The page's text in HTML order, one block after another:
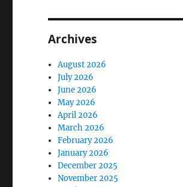
Archives
August 2026
July 2026
June 2026
May 2026
April 2026
March 2026
February 2026
January 2026
December 2025
November 2025